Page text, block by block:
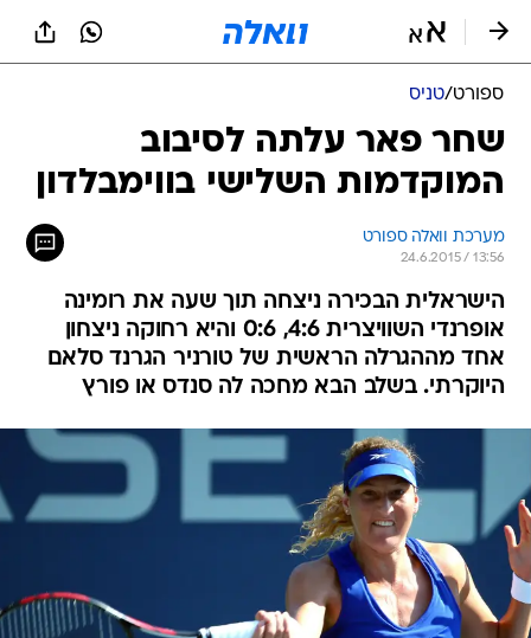
ספורט/טניס
שחר פאר עלתה לסיבוב
המוקדמות השלישי בווימבלדון
מערכת וואלה ספורט
24.6.2015 / 13:56
הישראלית הבכירה ניצחה תוך שעה את רומינה
אופרנדי השוויצרית 4:6, 0:6 והיא רחוקה ניצחון
אחד מההגרלה הראשית של טורניר הגרנד סלאם
היוקרתי. בשלב הבא מחכה לה סנדס או פורץ